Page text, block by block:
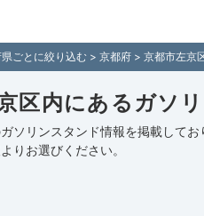
ごとに絞り込む > 京都府 > 京都市左京
区内にあるガソ
ソリンスタンド情報を掲載してお
よりお選びください。